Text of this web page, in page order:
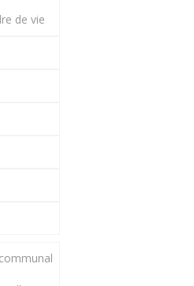
de vie